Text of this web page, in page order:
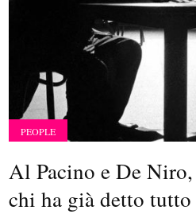
PEOPLE
Al Pacino e De Niro,
chi ha già detto tutto